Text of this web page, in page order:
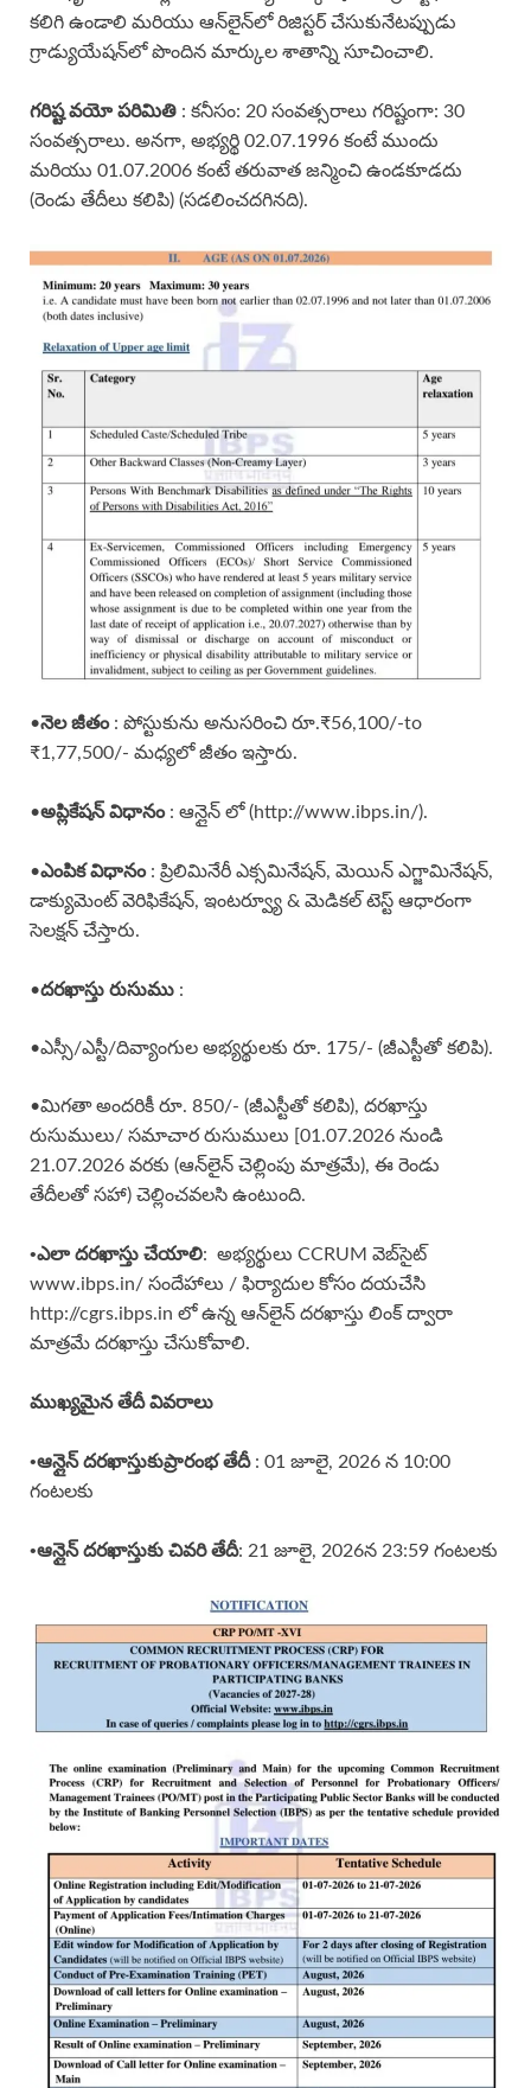
కలిగి ఉండాలి మరియు ఆన్‌లైన్‌లో రిజిస్టర్ చేసుకునేటప్పుడు
గ్రాడ్యుయేషన్‌లో పొందిన మార్కుల శాతాన్ని సూచించాలి.
గరిష్ట వయో పరిమితి : కనీసం: 20 సంవత్సరాలు గరిష్టంగా: 30
సంవత్సరాలు. అనగా, అభ్యర్థి 02.07.1996 కంటే ముందు
మరియు 01.07.2006 కంటే తరువాత జన్మించి ఉండకూడదు
(రెండు తేదీలు కలిపి) (సడలించదగినది).
•నెల జీతం: పోస్టుకును అనుసరించి రూ.₹56,100/-to
₹1,77,500/- మధ్యలో జీతం ఇస్తారు.
•అప్లికేషన్ విధానం: ఆన్లైన్ లో (http://www.ibps.in/).
•ఎంపిక విధానం: ప్రిలిమినేరీ ఎక్సమినేషన్, మెయిన్ ఎగ్జామినేషన్,
డాక్యుమెంట్ వెరిఫికేషన్, ఇంటర్వ్యూ & మెడికల్ టెస్ట్ ఆధారంగా
సెలక్షన్ చేస్తారు.
•దరఖాస్తు రుసుము :
•ఎస్సీ/ఎస్టీ/దివ్యాంగుల అభ్యర్థులకు రూ. 175/- (జీఎస్టీతో కలిపి).
•మిగతా అందరికీ రూ. 850/- (జీఎస్టీతో కలిపి), దరఖాస్తు
రుసుములు/ సమాచార రుసుములు [01.07.2026 నుండి
21.07.2026 వరకు (ఆన్‌లైన్ చెల్లింపు మాత్రమే), ఈ రెండు
తేదీలతో సహా) చెల్లించవలసి ఉంటుంది.
•ఎలా దరఖాస్తు చేయాలి: అభ్యర్థులు CCRUM వెబ్‌సైట్
www.ibps.in/ సందేహాలు / ఫిర్యాదుల కోసం దయచేసి
http://cgrs.ibps.in లో ఉన్న ఆన్‌లైన్ దరఖాస్తు లింక్ ద్వారా
మాత్రమే దరఖాస్తు చేసుకోవాలి.
ముఖ్యమైన తేదీ వివరాలు
•ఆన్లైన్ దరఖాస్తుకుప్రారంభ తేదీ: 01 జూలై, 2026 న 10:00
గంటలకు
•ఆన్లైన్ దరఖాస్తుకు చివరి తేదీ: 21 జూలై, 2026న 23:59 గంటలకు